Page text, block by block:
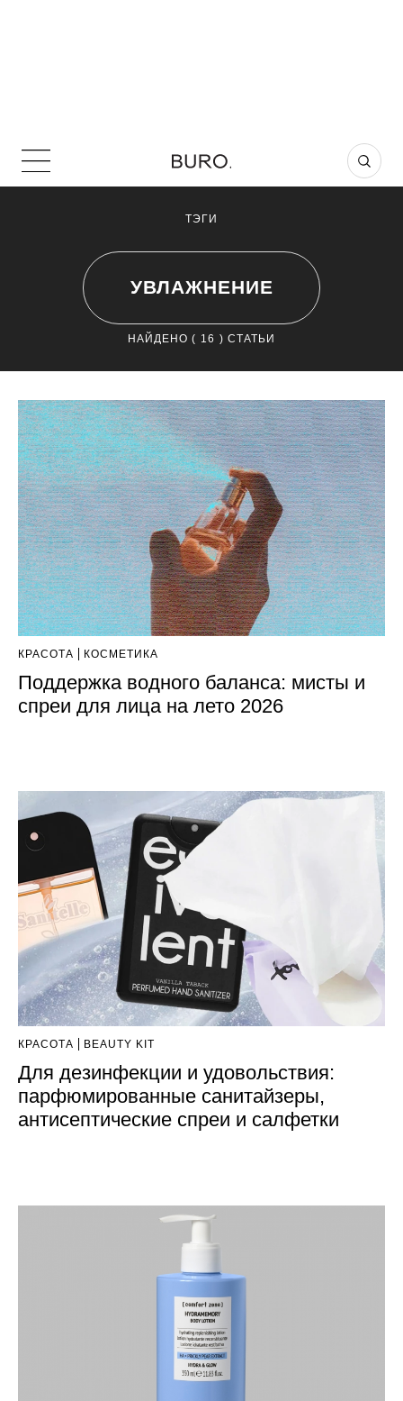
ТЭГИ
УВЛАЖНЕНИЕ
НАЙДЕНО ( 16 ) СТАТЬИ
КРАСОТА КОСМЕТИКА
Поддержка водного баланса: мисты и
спреи для лица на лето 2026
КРАСОТА BEAUTY KIT
Для дезинфекции и удовольствия:
парфюмированные санитайзеры,
антисептические спреи и салфетки